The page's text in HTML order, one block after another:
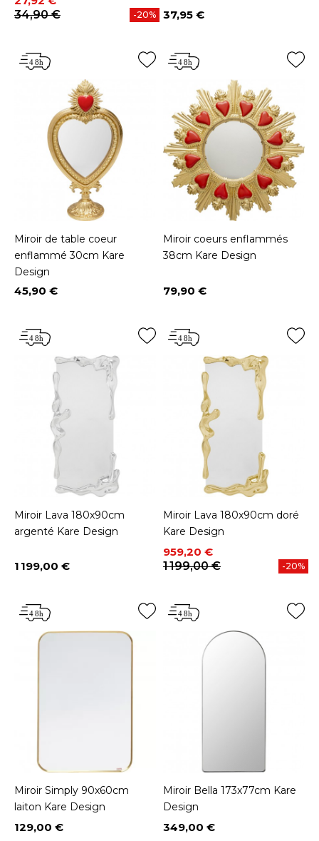
34,90 €
-20% Prix
37,95 €
Miroir de table coeur
enflammé 30cm Kare
Design
Prix
45,90 €
Miroir coeurs enflammés
38cm Kare Design
Prix
79,90 €
Miroir Lava 180x90cm
argenté Kare Design
Prix
1 199,00 €
Miroir Lava 180x90cm doré
Kare Design
Prix
959,20 €
Prix de base
1 199,00 €
-20%
Miroir Simply 90x60cm
laiton Kare Design
Prix
129,00 €
Miroir Bella 173x77cm Kare
Design
Prix
349,00 €